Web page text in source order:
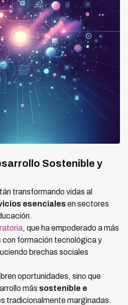
Sostenible y
transformando vidas al
esencialesen sectores
, que ha empoderado a más
con formación tecnológica y
brechas sociales
oportunidades, sino que
más sostenible e
tradicionalmente marginadas.